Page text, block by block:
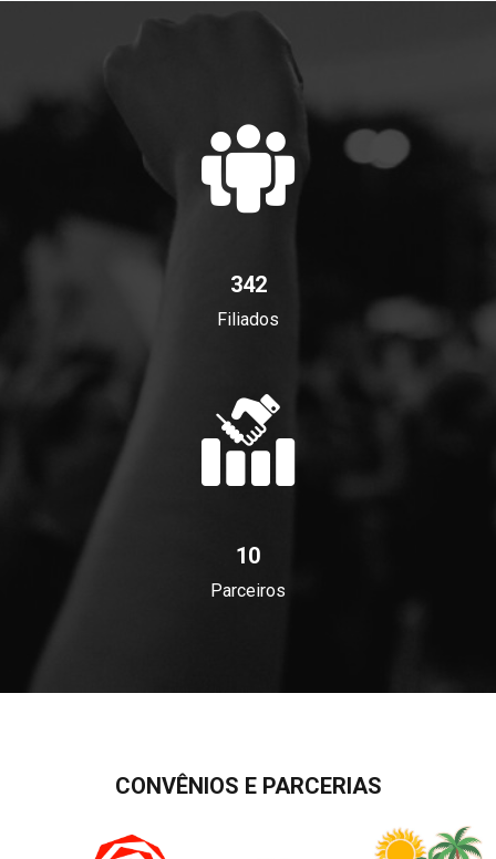
342
Filiados
10
Parceiros
CONVÊNIOS E PARCERIAS